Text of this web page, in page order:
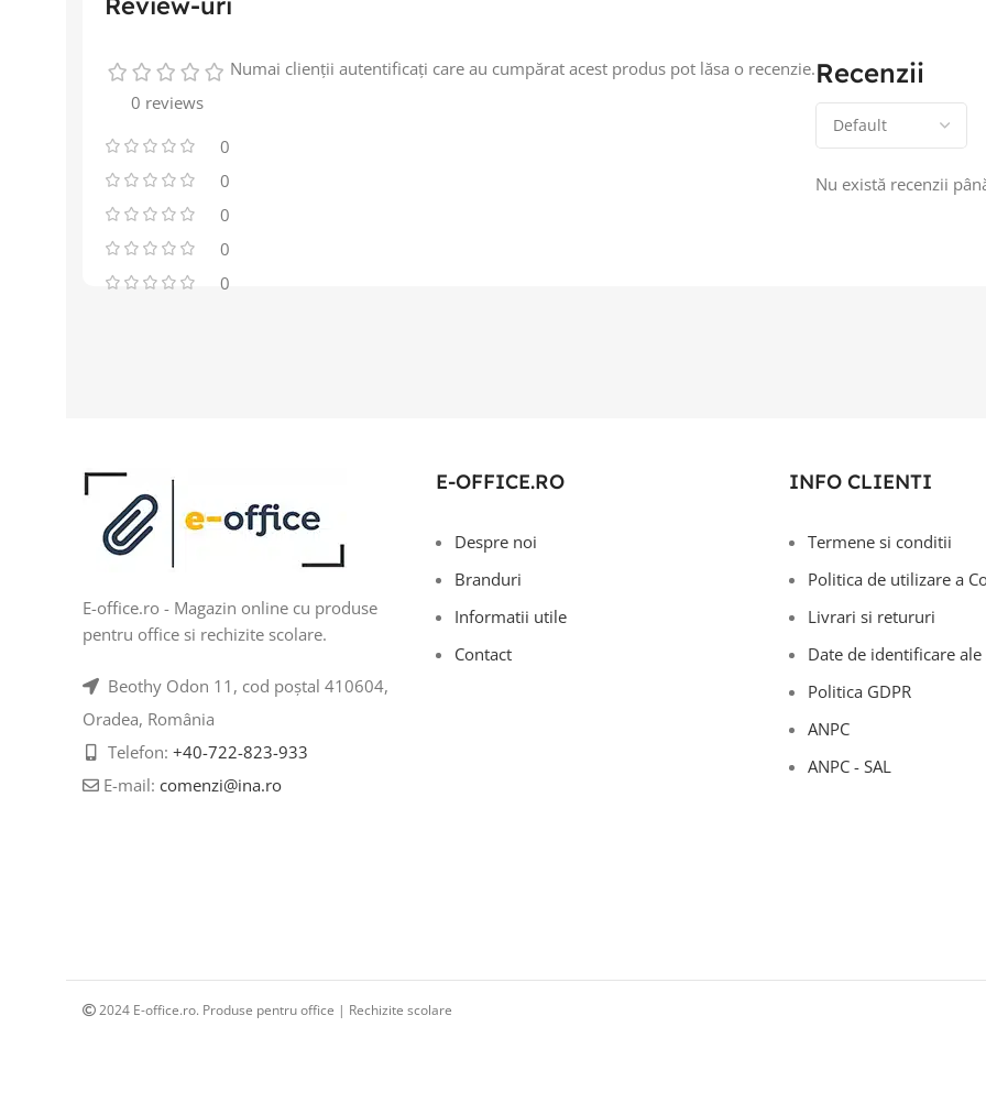
0 reviews
0
0
0
0
0
Recenzii
Nu există recenzii
Numai clienții autentificați care au cumpărat acest produs pot lăsa o recenzie.
E-office.ro - Magazin online cu produse
pentru office si rechizite scolare.
Beothy Odon 11, cod poștal 410604,
Oradea, România
Telefon: +40-722-823-933
E-mail: comenzi@ina.ro
E-OFFICE.RO
Despre noi
Branduri
Informatii utile
Contact
INFO CLIENTI
Termene si conditii
Politica de utilizare a
Livrari si retururi
Date de identificare
Politica GDPR
ANPC
ANPC - SAL
2024 E-office.ro. Produse pentru office | Rechizite scolare